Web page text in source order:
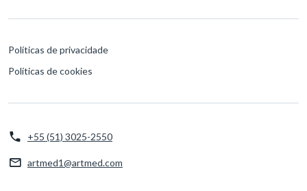
Políticas de privacidade
Políticas de cookies
+55 (51) 3025-2550
artmed1@artmed.com